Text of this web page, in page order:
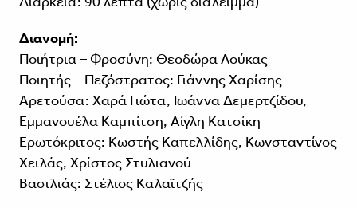
Διανομή:
Ποιήτρια – Φροσύνη: Θεοδώρα Λούκας
Ποιητής – Πεζόστρατος: Γιάννης Χαρίσης
Αρετούσα: Χαρά Γιώτα, Ιωάννα Δεμερτζίδου,
Εμμανουέλα Καμπίτση, Αίγλη Κατσίκη
Ερωτόκριτος: Κωστής Καπελλίδης, Κωνσταντίνος
Χειλάς, Χρίστος Στυλιανού
Βασιλιάς: Στέλιος Καλαϊτζής